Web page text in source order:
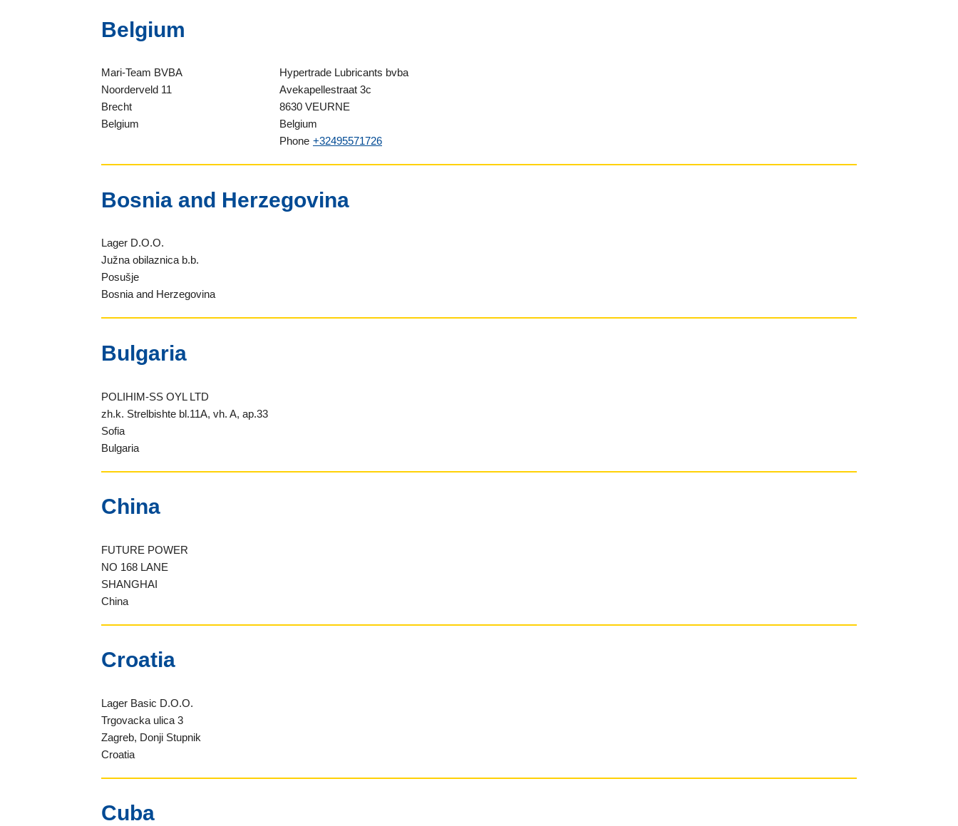
Belgium
Mari-Team BVBA
Noorderveld 11
Brecht
Belgium
Hypertrade Lubricants bvba
Avekapellestraat 3c
8630 VEURNE
Belgium
Phone +32495571726
Bosnia and Herzegovina
Lager D.O.O.
Južna obilaznica b.b.
Posušje
Bosnia and Herzegovina
Bulgaria
POLIHIM-SS OYL LTD
zh.k. Strelbishte bl.11A, vh. A, ap.33
Sofia
Bulgaria
China
FUTURE POWER
NO 168 LANE
SHANGHAI
China
Croatia
Lager Basic D.O.O.
Trgovacka ulica 3
Zagreb, Donji Stupnik
Croatia
Cuba